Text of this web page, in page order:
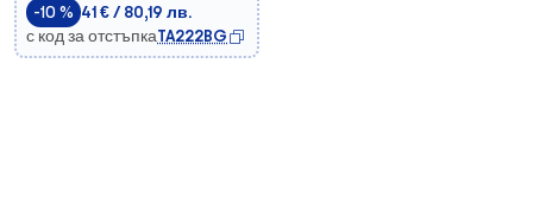
-10 % 41 € / 80,19 лв.
с код за отстъпкаTA222BG